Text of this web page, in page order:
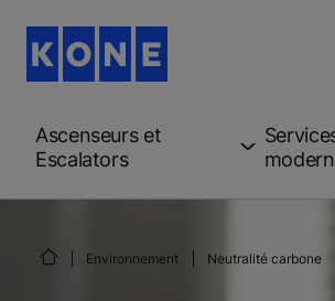
Ascenseurs et
Escalators
Environnement Neutralité carbone